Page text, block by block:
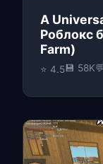
A
Роблокс
Farm)
⭐ 4.5💾 58K